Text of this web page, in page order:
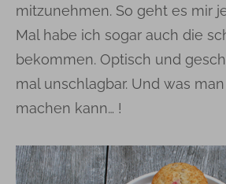
mitzunehmen. So geht es mir
Mal habe ich sogar auch die
bekommen. Optisch und
mal unschlagbar. Und was
machen kann… !